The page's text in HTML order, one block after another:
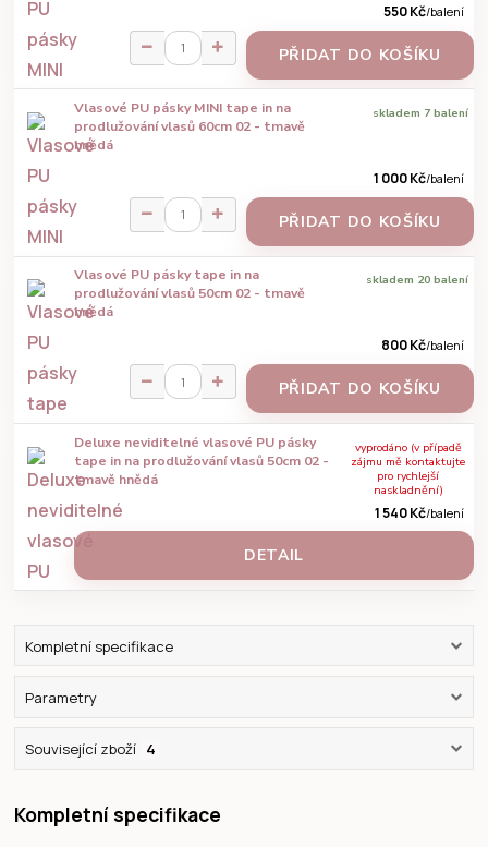
550 Kč/balení
PŘIDAT DO KOŠÍKU
Vlasové PU pásky MINI tape in na
prodlužování vlasů 60cm 02 - tmavě
hnědá
1 000 Kč/balení
skladem 7 balení
PŘIDAT DO KOŠÍKU
Vlasové PU pásky tape in na
prodlužování vlasů 50cm 02 - tmavě
hnědá
800 Kč/balení
skladem 20 balení
PŘIDAT DO KOŠÍKU
Deluxe neviditelné vlasové PU pásky
tape in na prodlužování vlasů 50cm 02 -
tmavě hnědá
1 540 Kč/balení
vyprodáno (v případě
zájmu mě kontaktujte
pro rychlejší
naskladnění)
DETAIL
Kompletní specifikace
Parametry
Související zboží 4
Kompletní specifikace